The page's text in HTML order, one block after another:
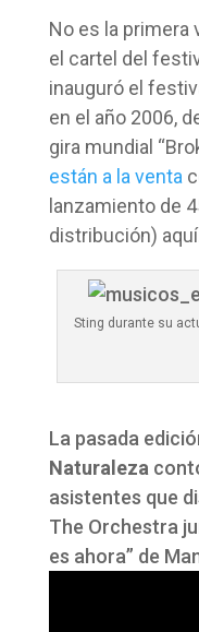
No es la primera
el cartel del
inauguró el
en el año 2006,
gira mundial
están a la venta
lanzamiento de
distribución)
Sting durante su
La pasada
Naturaleza
asistentes que
The Orchestra
es ahora” de